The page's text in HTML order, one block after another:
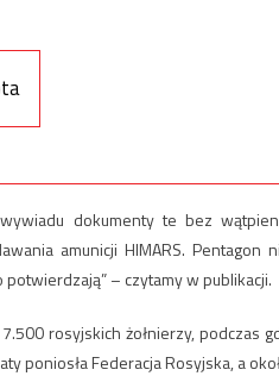
dokumenty te bez
amunicji HIMARS. Pentagon
potwierdzają” – czytamy w publikacji.
rosyjskich żołnierzy, podczas
poniosła Federacja Rosyjska, a